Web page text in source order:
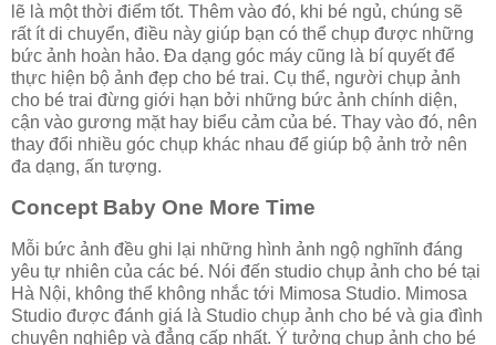
lẽ là một thời điểm tốt. Thêm vào đó, khi bé ngủ, chúng sẽ
rất ít di chuyển, điều này giúp bạn có thể chụp được những
bức ảnh hoàn hảo. Đa dạng góc máy cũng là bí quyết để
thực hiện bộ ảnh đẹp cho bé trai. Cụ thể, người chụp ảnh
cho bé trai đừng giới hạn bởi những bức ảnh chính diện,
cận vào gương mặt hay biểu cảm của bé. Thay vào đó, nên
thay đổi nhiều góc chụp khác nhau để giúp bộ ảnh trở nên
đa dạng, ấn tượng.
Concept Baby One More Time
Mỗi bức ảnh đều ghi lại những hình ảnh ngộ nghĩnh đáng
yêu tự nhiên của các bé. Nói đến studio chụp ảnh cho bé tại
Hà Nội, không thể không nhắc tới Mimosa Studio. Mimosa
Studio được đánh giá là Studio chụp ảnh cho bé và gia đình
chuyên nghiệp và đẳng cấp nhất. Ý tưởng chụp ảnh cho bé